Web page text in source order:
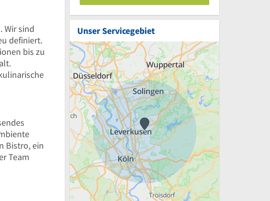
Wir sind
definiert.
bis zu
Bistro, ein
Team
Unser Servicegebiet